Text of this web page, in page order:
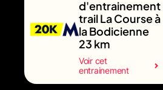
d'entrainement
trail La Course à
la Bodicienne
23 km
Voir cet
entrainement